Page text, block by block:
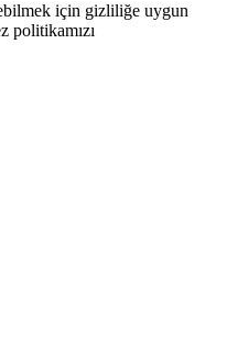
için gizliliğe uygun
politikamızı